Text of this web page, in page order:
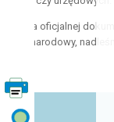
oficjalnej
park narodowy,